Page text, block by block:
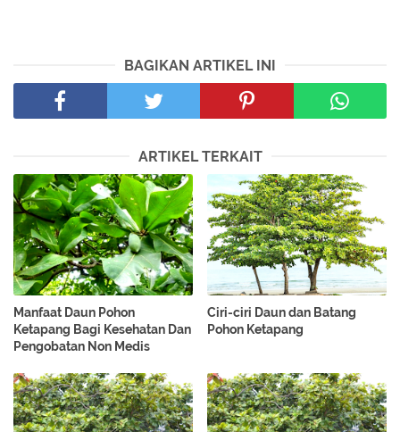
BAGIKAN ARTIKEL INI
ARTIKEL TERKAIT
Manfaat Daun Pohon
Ketapang Bagi Kesehatan Dan
Pengobatan Non Medis
Ciri-ciri Daun dan Batang
Pohon Ketapang